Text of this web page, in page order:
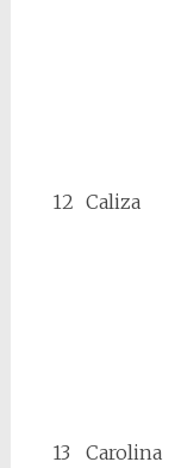
12 Caliza
13
Carolina